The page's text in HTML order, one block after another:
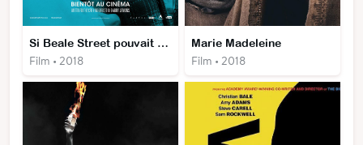
Si Beale Street pouvait parler
Film • 2018
Marie Madeleine
Film • 2018